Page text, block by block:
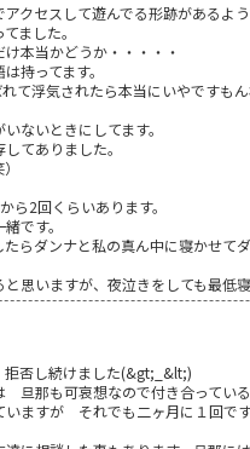
クセスして遊んでる形跡がある
ました。
本当かどうか・・・・・
持ってます。
て浮気されたら本当にいやですもん
ないときにしてます。
てありました。
ら2回くらいあります。
です。
らダンナと私の真ん中に寝かせて
思いますが、夜泣きをしても最低
否し続けました(&gt;_&lt;)
那も可哀想なので付き合っている
いますが それでも二ヶ月に１回で